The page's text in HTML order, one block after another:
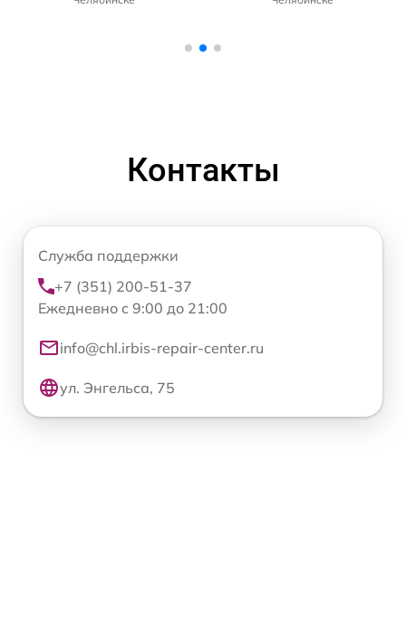
Контакты
Служба поддержки
+7 (351) 200-51-37
Ежедневно с 9:00 до 21:00
info@chl.irbis-repair-center.ru
ул. Энгельса, 75